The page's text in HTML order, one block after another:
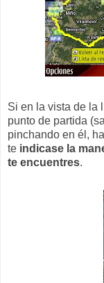
Si en la vista de la
punto de partida
pinchando en él,
te indicase la
te encuentres.